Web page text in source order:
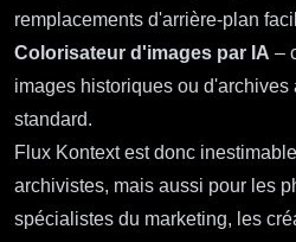
remplacements d'arrière-plan
Colorisateur d'images par IA –
images historiques ou
standard.
Flux Kontext est donc
archivistes, mais aussi pour les
spécialistes du marketing, les